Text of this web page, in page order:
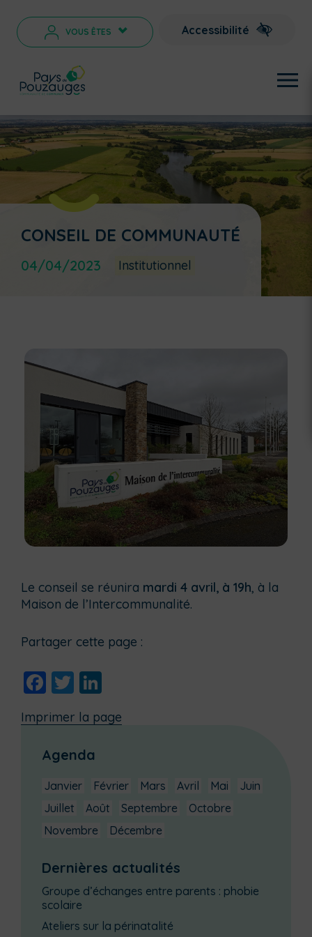
VOUS ÊTES > Accessibilité
CONSEIL DE COMMUNAUTÉ
04/04/2023 Institutionnel
Le conseil se réunira mardi 4 avril, à 19h, à la
Maison de l’Intercommunalité.
Partager cette page :
Facebook
Twitter
Imprimer la page
Agenda
Janvier Février Mars Avril Mai
Juin
Juillet
Août Septembre
Octobre
Novembre
Décembre
Dernières actualités
Groupe d’échanges entre parents : phobie
scolaire
Ateliers sur la périnatalité